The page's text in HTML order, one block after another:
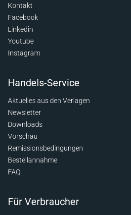
Kontakt
Facebook
Linkedin
Youtube
Instagram
Handels-Service
Aktuelles aus den Verlagen
Newsletter
Downloads
Vorschau
Remissionsbedingungen
Bestellannahme
FAQ
Für Verbraucher